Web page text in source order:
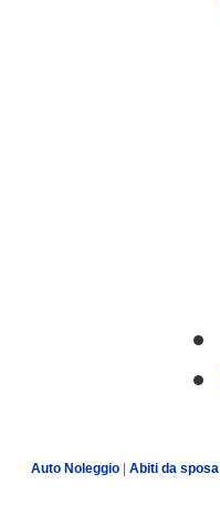
Auto Noleggio Abiti da sposa